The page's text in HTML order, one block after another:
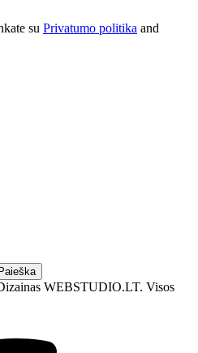
su Privatumo politika and
WEBSTUDIO.LT. Visos